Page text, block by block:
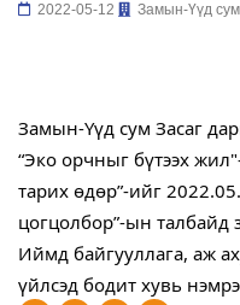
2022-05-12 Замын-Үүд сум
Замын-Үүд сум Засаг
“Эко орчныг бүтээх
тарих өдөр”-ийг
цогцолбор”-ын талбайд
Иймд байгууллага, аж
үйлсэд бодит хувь